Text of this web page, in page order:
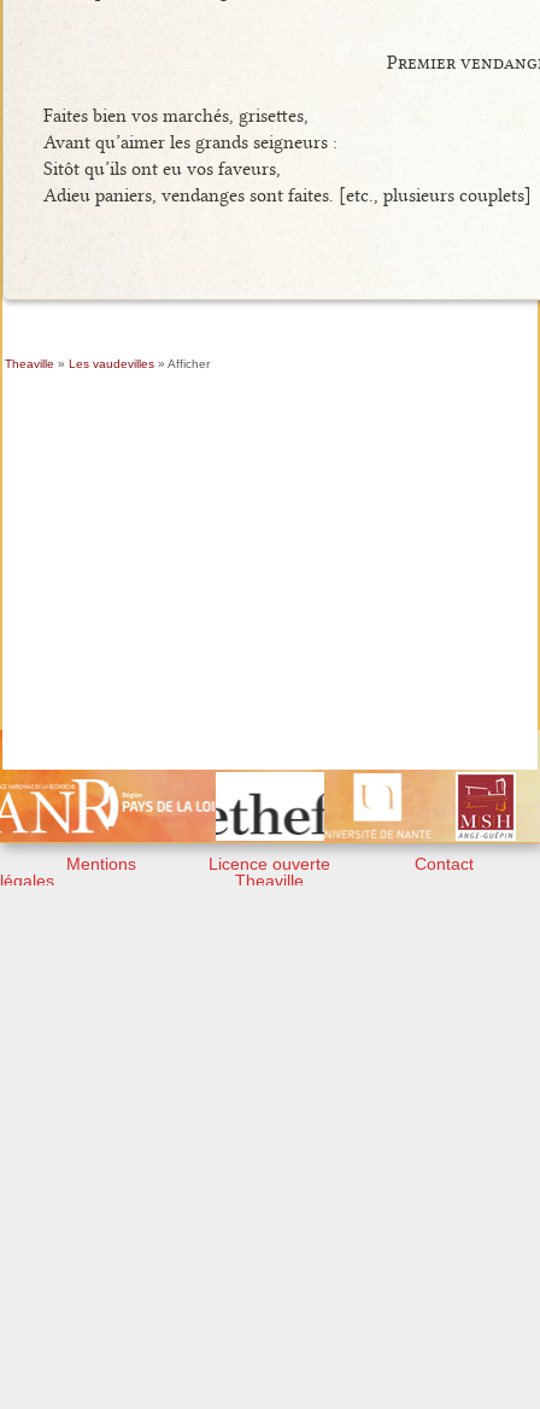
Premier
Faites bien vos marchés, grisettes,
Avant qu’aimer les grands seigneurs :
Sitôt qu’ils ont eu vos faveurs,
Adieu paniers, vendanges sont faites. [etc., plusieurs couplets]
Theaville » Les vaudevilles» Afficher
Mentions
légales
Licence ouverte
Theaville
Contact